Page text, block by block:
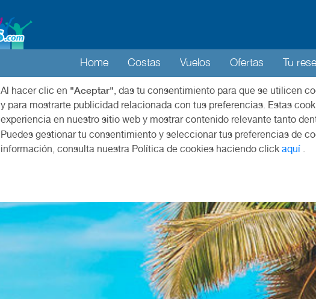
Home Costas Vuelos Ofertas Tu
Al hacer clic en "Aceptar", das tu consentimiento para que se utilicen
y para mostrarte publicidad relacionada con tus preferencias. Estas
experiencia en nuestro sitio web y mostrar contenido relevante tanto
Puedes gestionar tu consentimiento y seleccionar tus preferencias de
información, consulta nuestra Política de cookies haciendo click aquí .